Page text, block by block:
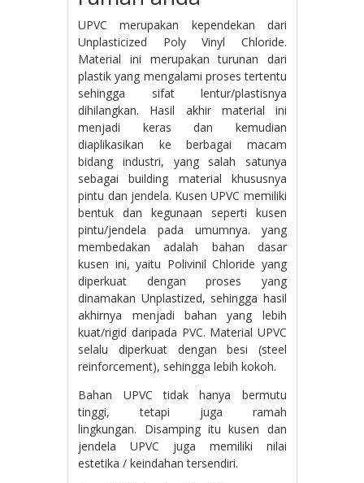
UPVC merupakan kependekan dari
Unplasticized Poly Vinyl Chloride.
Material ini merupakan turunan dari
plastik yang mengalami proses tertentu
sehingga sifat lentur/plastisnya
dihilangkan. Hasil akhir material ini
menjadi keras dan kemudian
diaplikasikan ke berbagai macam
bidang industri, yang salah satunya
sebagai building material khususnya
pintu dan jendela. Kusen UPVC memiliki
bentuk dan kegunaan seperti kusen
pintu/jendela pada umumnya. yang
membedakan adalah bahan dasar
kusen ini, yaitu Polivinil Chloride yang
diperkuat dengan proses yang
dinamakan Unplastized, sehingga hasil
akhirnya menjadi bahan yang lebih
kuat/rigid daripada PVC. Material UPVC
selalu diperkuat dengan besi (steel
reinforcement), sehingga lebih kokoh.
Bahan UPVC tidak hanya bermutu
tinggi, tetapi juga ramah
lingkungan. Disamping itu kusen dan
jendela UPVC juga memiliki nilai
estetika / keindahan tersendiri.